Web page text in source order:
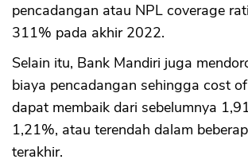
pencadangan atau NPL coverage
311% pada akhir 2022.
Selain itu, Bank Mandiri juga
biaya pencadangan sehingga cost
dapat membaik dari sebelumnya
1,21%, atau terendah dalam
terakhir.